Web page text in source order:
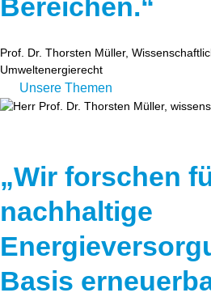
Bereichen.“
Prof. Dr. Thorsten Müller,
Umweltenergierecht
Unsere Themen
„Wir forschen
nachhaltige
Basis